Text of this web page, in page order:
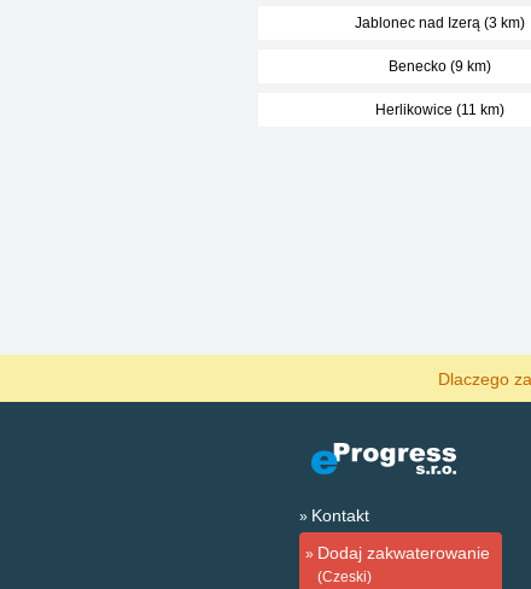
Jablonec nad Izerą (3 km)
Benecko (9 km)
Herlikowice (11 km)
Dlaczego
Kontakt
Dodaj zakwaterowanie
(Czeski)